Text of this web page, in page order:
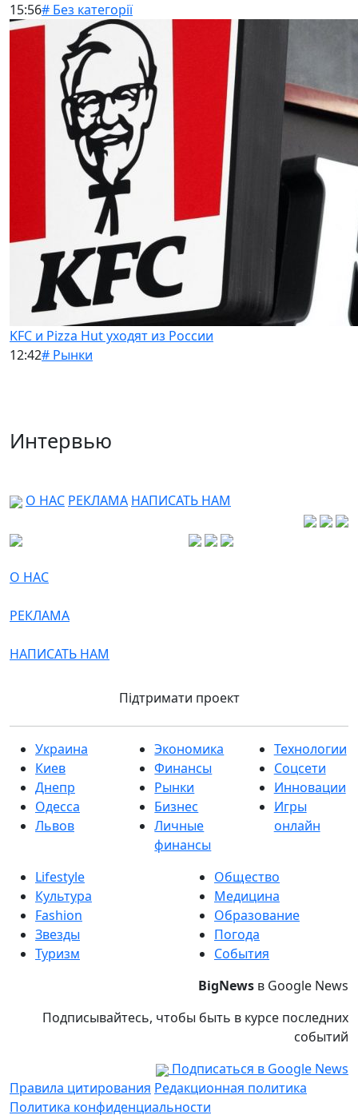
15:56# Без категорії
KFC и Pizza Hut уходят из России
12:42# Рынки
Интервью
О НАС РЕКЛАМА НАПИСАТЬ НАМ
О НАС
РЕКЛАМА
НАПИСАТЬ НАМ
Підтримати проект
Украина
Киев
Днепр
Одесса
Львов
Экономика
Финансы
Рынки
Бизнес
Личные
финансы
Технологии
Соцсети
Инновации
Игры
онлайн
Lifestyle
Культура
Fashion
Звезды
Туризм
Общество
Медицина
Образование
Погода
События
BigNews в Google News
Подписывайтесь, чтобы быть в курсе последних
событий
Подписаться в Google News
Правила цитирования Редакционная политика
Политика конфиденциальности